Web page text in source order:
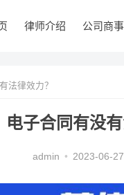
律师介绍 公司商事
法律效力？
电子合同有没有
admin • 2023-06-27